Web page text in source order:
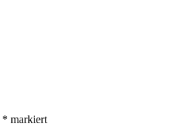
* markiert